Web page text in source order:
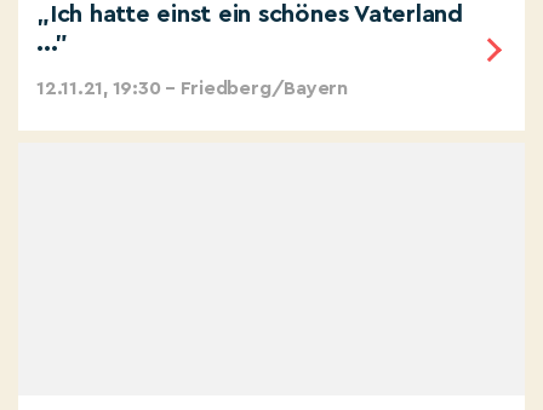
„Ich hatte einst ein schönes Vaterland
..."
12.11.21, 19:30 – Friedberg/Bayern